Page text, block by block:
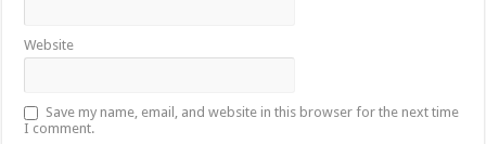
Website
Save my name, email, and website in this browser for the next time
I comment.